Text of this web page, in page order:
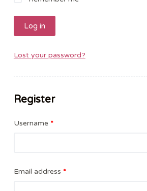
Log in
Lost your password?
Register
Username *
Email address *